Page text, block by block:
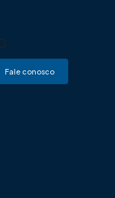
Fale conosco